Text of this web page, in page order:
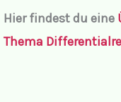
Hier findest du eine
Thema